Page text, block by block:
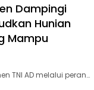
Dampingi
Hunian
Mampu
TNI AD melalui peran…